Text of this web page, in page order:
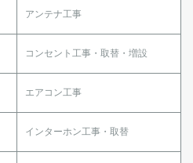
アンテナ工事
コンセント工事・取替・増設
エアコン工事
インターホン工事・取替